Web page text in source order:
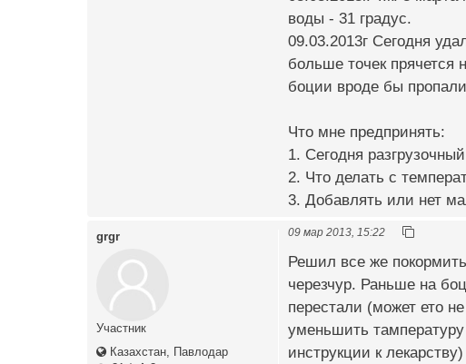
воды - 31 градус.
09.03.2013г Сегодня
больше точек прячется
боции вроде бы
Что мне предпринять:
1. Сегодня
2. Что делать с
3. Добавлять или нет
grgr
Участник
Казахстан, Павлодар
09 мар 2013, 15:22
Решил все же
черезчур. Раньше на
перестали (может ето
уменьшить
инструкции к лекарству)